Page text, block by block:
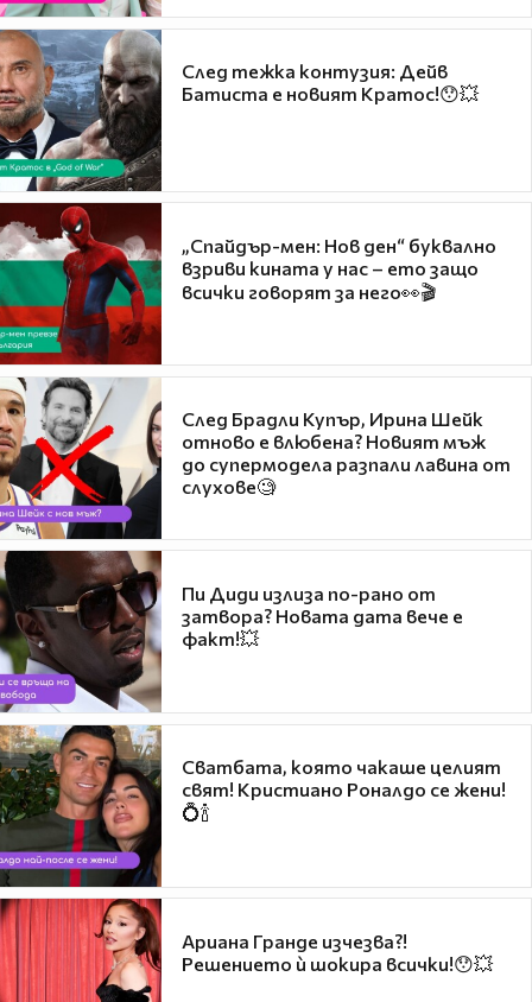
След тежка контузия: Дейв
Батиста е новият Кратос!😯💥
„Спайдър-мен: Нов ден“ буквално
взриви кината у нас – ето защо
всички говорят за него👀🎬
След Брадли Купър, Ирина Шейк
отново е влюбена? Новият мъж
до супермодела разпали лавина от
слухове🧐
Пи Диди излиза по-рано от
затвора? Новата дата вече е
факт!💥
Сватбата, която чакаше целият
свят! Кристиано Роналдо се жени!
💍🍾
Ариана Гранде изчезва?!
Решението ѝ шокира всички!😯💥